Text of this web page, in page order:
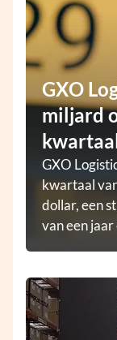
GXO
miljard
GXO
kwartaal
dollar, een
van een